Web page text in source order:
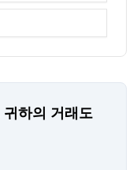
귀하의 거래도